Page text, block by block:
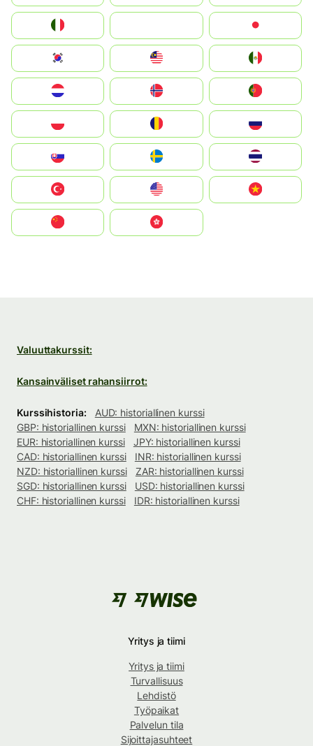
South Korea
United States
中國香港特別行政區
Valuuttakurssit:
Kansainväliset rahansiirrot:
Kurssihistoria:
AUD: historiallinen kurssi
GBP: historiallinen kurssi
MXN: historiallinen kurssi
EUR: historiallinen kurssi
JPY: historiallinen kurssi
CAD: historiallinen kurssi
INR: historiallinen kurssi
NZD: historiallinen kurssi
ZAR: historiallinen kurssi
SGD: historiallinen kurssi
USD: historiallinen kurssi
CHF: historiallinen kurssi
IDR: historiallinen kurssi
Yritys ja tiimi
Yritys ja tiimi
Turvallisuus
Lehdistö
Työpaikat
Palvelun tila
Sijoittajasuhteet